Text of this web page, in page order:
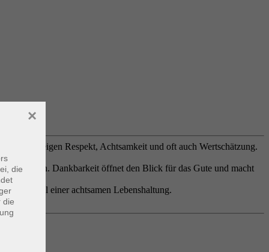
Sie zeigen Respekt, Achtsamkeit und oft auch Wertschätzung.
Dankbarkeit öffnet den Blick für das Gute und macht
– als Teil einer achtsamen Lebenshaltung.
die
die
×